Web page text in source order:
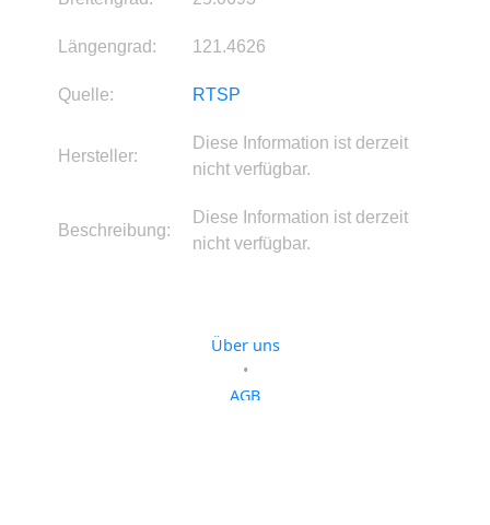
Längengrad: 121.4626
Quelle: RTSP
Hersteller:
Diese Information ist derzeit
nicht verfügbar.
Beschreibung:
Diese Information ist derzeit
nicht verfügbar.
Über uns
•
AGB